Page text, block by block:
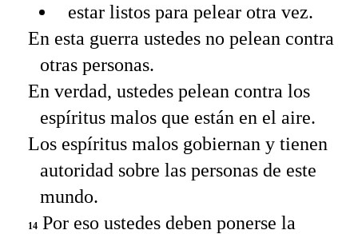
estar listos para pelear otra vez.
En esta guerra ustedes no pelean contra
otras personas.
En verdad, ustedes pelean contra los
espíritus malos que están en el aire.
Los espíritus malos gobiernan y tienen
autoridad sobre las personas de este
mundo.
14 Por eso ustedes deben ponerse la